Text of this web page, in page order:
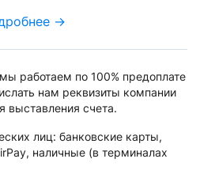
→
работаем по 100% предоплате
нам реквизиты компании
выставления счета.
лиц: банковские карты,
наличные (в терминалах